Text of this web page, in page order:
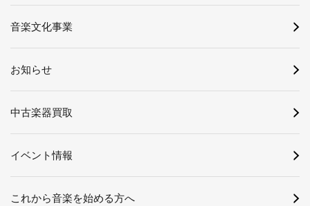
音楽文化事業
お知らせ
中古楽器買取
イベント情報
これから音楽を始める方へ